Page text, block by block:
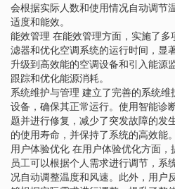
会根据实际人数和使用情况自动调节
适度和能效。
能效管理 在能效管理方面，实施了
滤器和优化空调系统的运行时间，显
升级到高效能的空调设备和引入能源
跟踪和优化能源消耗。
系统维护与管理 建立了完善的系统
设备，确保其正常运行。使用智能诊
题并进行修复，减少了突发故障的发
的使用寿命，并保持了系统的高效能。
用户体验优化 在用户体验优化方面，
员工可以根据个人需求进行调节，系
况自动调整温度和风速。此外，用户